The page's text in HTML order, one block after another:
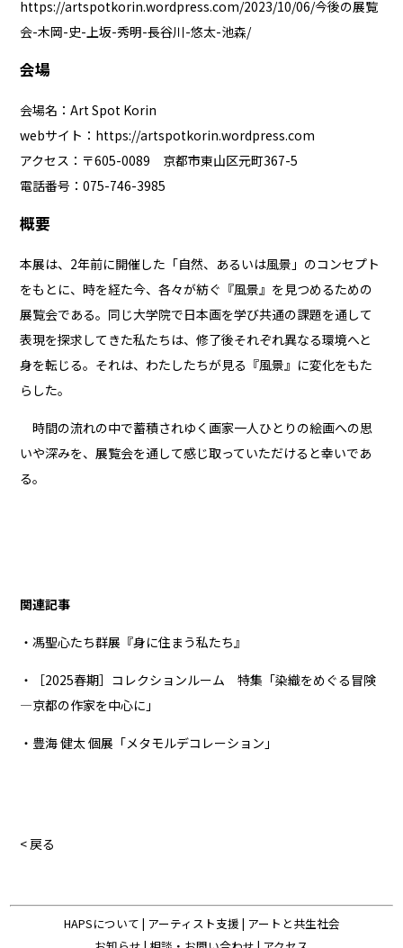
https://artspotkorin.wordpress.com/2023/10/06/今後の展覧
会-木岡-史-上坂-秀明-長谷川-悠太-池森/
会場
会場名：Art Spot Korin
webサイト： https://artspotkorin.wordpress.com
アクセス：〒605-0089 京都市東山区元町367-5
電話番号：075-746-3985
概要
本展は、2年前に開催した「自然、あるいは風景」のコンセプト
をもとに、時を経た今、各々が紡ぐ『風景』を見つめるための
展覧会である。同じ大学院で日本画を学び共通の課題を通して
表現を探求してきた私たちは、修了後それぞれ異なる環境へと
身を転じる。それは、わたしたちが見る『風景』に変化をもた
らした。
時間の流れの中で蓄積されゆく画家一人ひとりの絵画への思
いや深みを、展覧会を通して感じ取っていただけると幸いであ
る。
関連記事
・馮聖心たち群展『身に住まう私たち』
・［2025春期］コレクションルーム 特集「染織をめぐる冒険
―京都の作家を中⼼に」
・豊海 健太 個展「メタモルデコレーション」
< 戻る
HAPSについて | アーティスト支援 | アートと共生社会